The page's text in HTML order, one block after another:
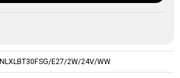
E27/2W/24V/WW